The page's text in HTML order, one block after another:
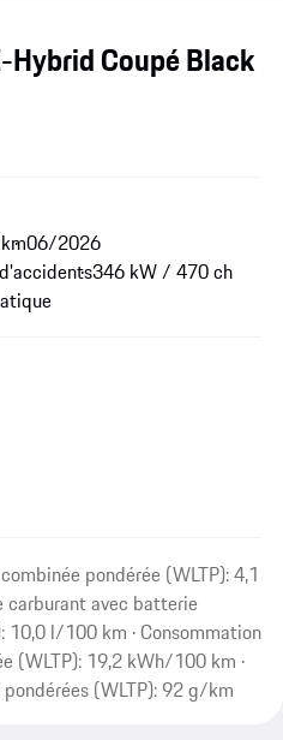
Hybrid Coupé Black
06/2026
346 kW / 470 ch
pondérée (WLTP): 4,1
carburant avec batterie
10,0 l/100 km · Consommation
(WLTP): 19,2 kWh/100 km ·
pondérées (WLTP): 92 g/km